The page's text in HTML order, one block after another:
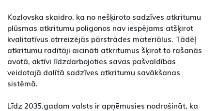
Kozlovska skaidro, ka no nešķiroto sadzīves atkritumu
plūsmas atkritumu poligonos nav iespējams atšķirot
kvalitatīvus otrreizējās pārstrādes materiālus. Tādēļ
atkritumu radītāji aicināti atkritumus šķirot to rašanās
avotā, aktīvi līdzdarbojoties savas pašvaldības
veidotajā dalītā sadzīves atkritumu savākšanas
sistēmā.
Līdz 2035.gadam valsts ir apņēmusies nodrošināt, ka